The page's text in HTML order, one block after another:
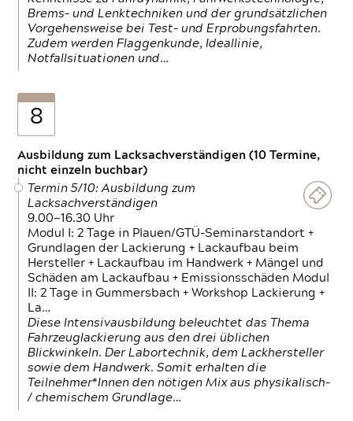
Brems- und Lenktechniken und der grundsätzlichen
Vorgehensweise bei Test- und Erprobungsfahrten.
Zudem werden Flaggenkunde, Ideallinie,
Notfallsituationen und…
8
Ausbildung zum Lacksachverständigen (10 Termine,
nicht einzeln buchbar)
Termin 5/10: Ausbildung zum
Lacksachverständigen
9.00—16.30 Uhr
Modul I: 2 Tage in Plauen/GTÜ-Seminarstandort +
Grundlagen der Lackierung + Lackaufbau beim
Hersteller + Lackaufbau im Handwerk + Mängel und
Schäden am Lackaufbau + Emissionsschäden Modul
II: 2 Tage in Gummersbach + Workshop Lackierung +
La…
Diese Intensivausbildung beleuchtet das Thema
Fahrzeuglackierung aus den drei üblichen
Blickwinkeln. Der Labortechnik, dem Lackhersteller
sowie dem Handwerk. Somit erhalten die
Teilnehmer*Innen den nötigen Mix aus physikalisch-
/ chemischem Grundlage…